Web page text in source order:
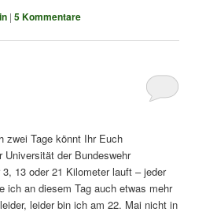
|5Kommentare
zwei Tage könnt Ihr Euch
Universität der Bundeswehr
13 oder 21 Kilometer lauft – jeder
ich an diesem Tag auch etwas mehr
leider bin ich am 22. Mai nicht in